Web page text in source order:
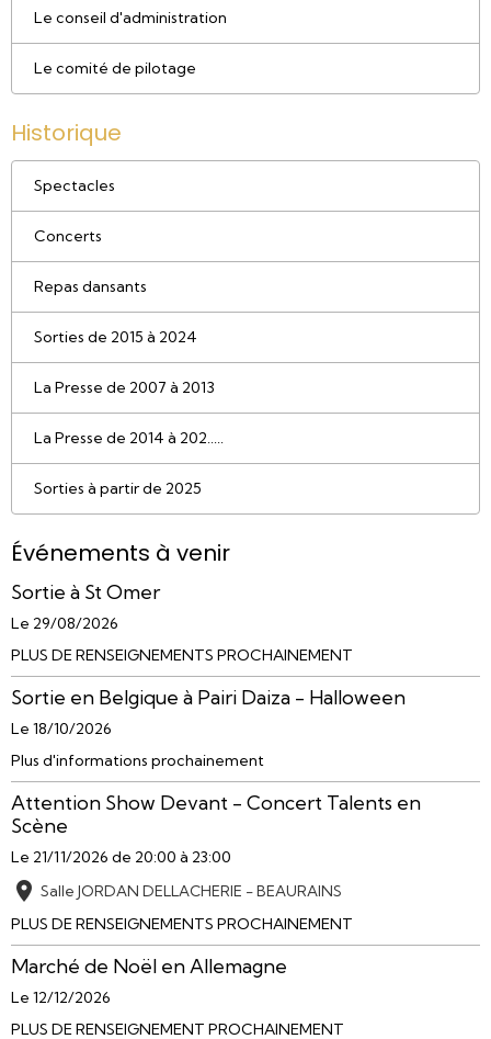
Le conseil d'administration
Le comité de pilotage
Historique
Spectacles
Concerts
Repas dansants
Sorties de 2015 à 2024
La Presse de 2007 à 2013
La Presse de 2014 à 202.....
Sorties à partir de 2025
Événements à venir
Sortie à St Omer
Le 29/08/2026
PLUS DE RENSEIGNEMENTS PROCHAINEMENT
Sortie en Belgique à Pairi Daiza - Halloween
Le 18/10/2026
Plus d'informations prochainement
Attention Show Devant - Concert Talents en
Scène
Le 21/11/2026 de 20:00 à 23:00
Salle JORDAN DELLACHERIE - BEAURAINS
PLUS DE RENSEIGNEMENTS PROCHAINEMENT
Marché de Noël en Allemagne
Le 12/12/2026
PLUS DE RENSEIGNEMENT PROCHAINEMENT